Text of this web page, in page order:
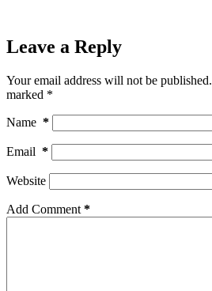
Leave a Reply
Your email address will not be published.
marked *
Name *
Email *
Website
Add Comment *